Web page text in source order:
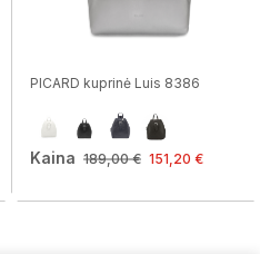
PICARD kuprinė Luis 8386
Kaina 189,00 € 151,20 €